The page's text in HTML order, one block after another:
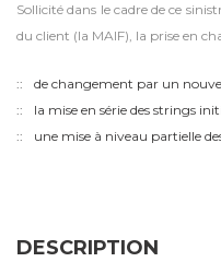
Sollicité dans le cadre de ce
du client (la MAIF), la prise en
de changement par un
la mise en série des strings
une mise à niveau partielle
DESCRIPTION